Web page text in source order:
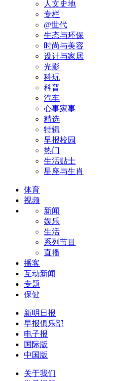
人文史地
专栏
@世代
生态与环保
时尚与美容
设计与家居
光影
科玩
科普
汽车
心事家事
精选
特辑
早报校园
热门
生活贴士
星座与生肖
体育
视频
新闻
娱乐
生活
系列节目
直播
播客
互动新闻
专题
保健
新明日报
早报俱乐部
电子报
国际版
中国版
关于我们